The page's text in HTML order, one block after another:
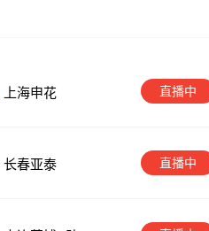
上海申花 直播中
长春亚泰 直播中